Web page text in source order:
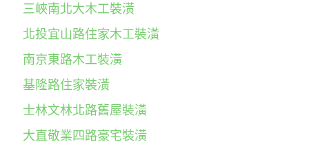
三峽南北大木工裝潢
北投宜山路住家木工裝潢
南京東路木工裝潢
基隆路住家裝潢
士林文林北路舊屋裝潢
大直敬業四路豪宅裝潢